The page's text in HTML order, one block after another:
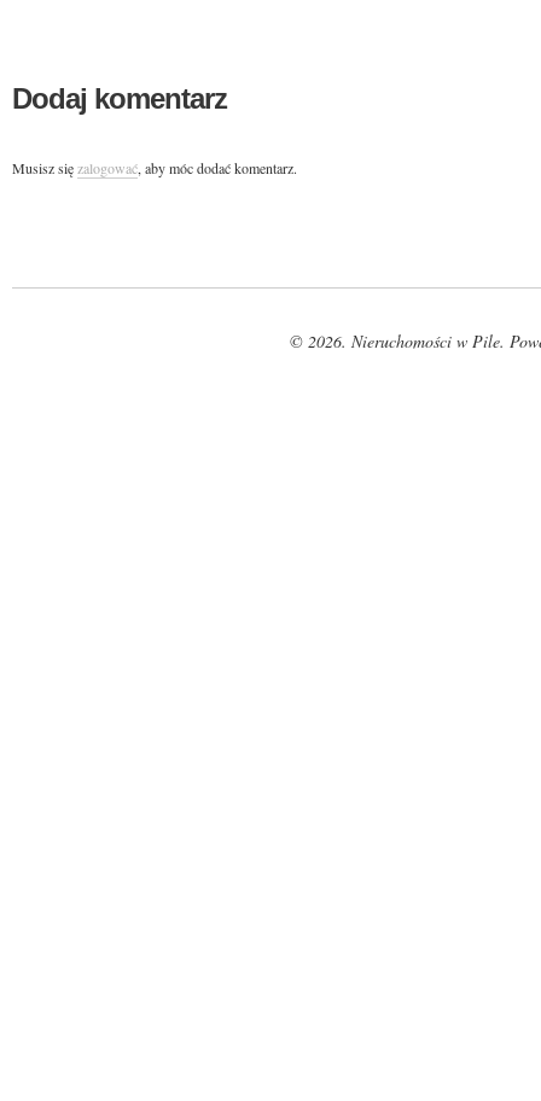
Dodaj komentarz
Musisz sięzalogować, aby móc dodać komentarz.
© 2026. Nieruchomości w Pile.